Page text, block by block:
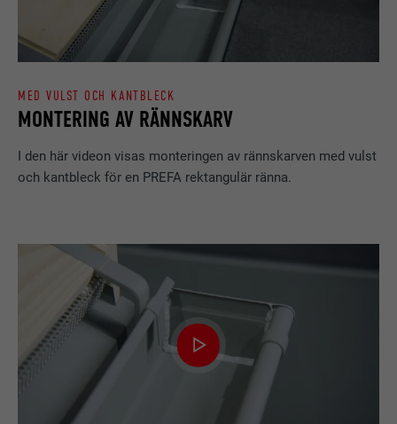
MONTERING AV RÄNNSKARV
MED VULST OCH KANTBLECK
I den här videon visas monteringen av rännskarven med vulst
och kantbleck för en PREFA rektangulär ränna.